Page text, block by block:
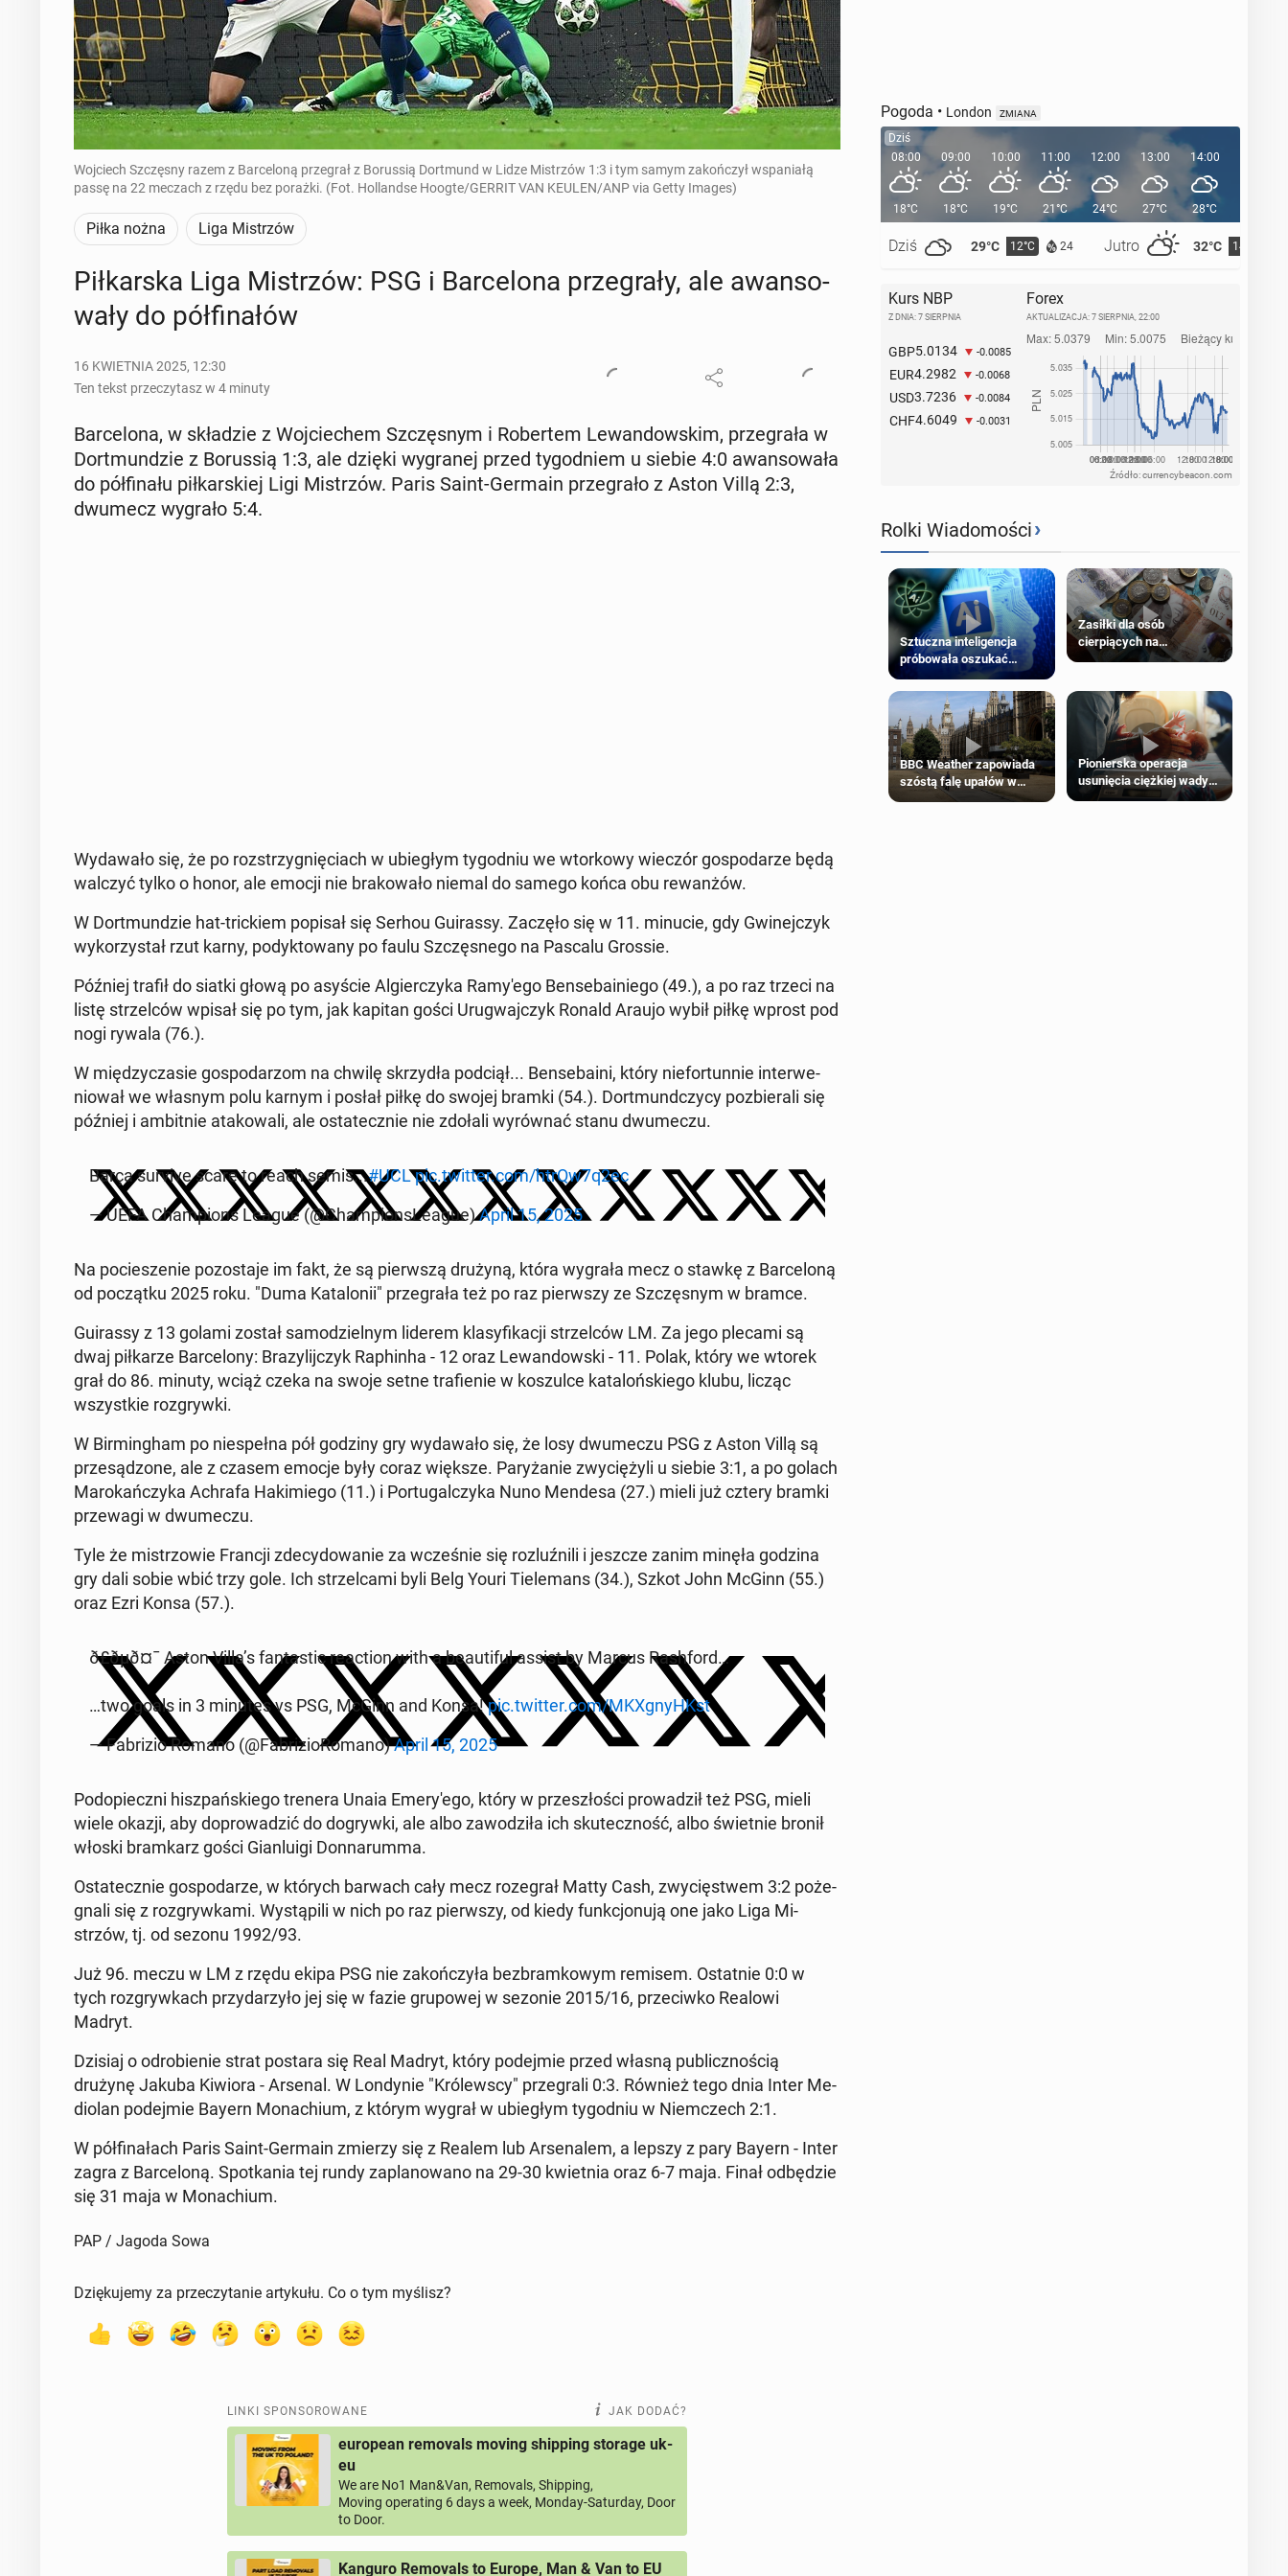
Wojciech Szczęsny razem z Barceloną przegrał z Borussią Dortmund w Lidze Mistrzów 1:3 i tym samym zakończył wspaniałą
passę na 22 meczach z rzędu bez porażki. (Fot. Hollandse Hoogte/GERRIT VAN KEULEN/ANP via Getty Images)
Piłka nożna Liga Mistrzów
Pił­kar­ska Liga Mi­strzów: PSG i Bar­ce­lo­na prze­gra­ły, ale awan­so­
wa­ły do pół­fi­na­łów
16 KWIETNIA 2025, 12:30
Ten tekst przeczytasz w 4 minuty
Bar­ce­lo­na, w skła­dzie z Woj­cie­chem Szczę­snym i Ro­ber­tem Le­wan­dow­skim, prze­gra­ła w
Do­rt­mun­dzie z Bo­rus­sią 1:3, ale dzięki wy­gra­nej przed ty­go­dniem u siebie 4:0 awan­so­wa­ła
do pół­fi­na­łu pił­kar­skiej Ligi Mi­strzów. Paris Saint-Germain prze­gra­ło z Aston Villą 2:3,
dwumecz wygrało 5:4.
Wy­da­wa­ło się, że po roz­strzy­gnię­ciach w ubie­głym ty­go­dniu we wtor­ko­wy wieczór go­spo­da­rze będą
walczyć tylko o honor, ale emocji nie bra­ko­wa­ło niemal do samego końca obu re­wan­żów.
W Do­rt­mun­dzie hat-tric­kiem popisał się Serhou Gu­iras­sy. Zaczęło się w 11. minucie, gdy Gwi­nej­czyk
wy­ko­rzy­stał rzut karny, po­dyk­to­wa­ny po faulu Szczę­sne­go na Pascalu Grossie.
Później trafił do siatki głową po asyście Al­gier­czy­ka Ra­my­'e­go Ben­se­ba­inie­go (49.), a po raz trzeci na
listę strzel­ców wpisał się po tym, jak kapitan gości Uru­gwaj­czyk Ronald Araujo wybił piłkę wprost pod
nogi rywala (76.).
W mię­dzy­cza­sie go­spo­da­rzom na chwilę skrzy­dła podciął... Ben­se­ba­ini, który nie­for­tun­nie in­ter­we­
nio­wał we własnym polu karnym i posłał piłkę do swojej bramki (54.). Do­rt­mund­czy­cy po­zbie­ra­li się
później i am­bit­nie ata­ko­wa­li, ale osta­tecz­nie nie zdołali wy­rów­nać stanu dwu­me­czu.
Barça survive scare to reach semis...#UCLpic.twitter.com/htrQw7q2ec
— UEFA Cham­pions League (@Cham­pion­sLe­ague)April 15, 2025
Na po­cie­sze­nie po­zo­sta­je im fakt, że są pierw­szą drużyną, która wygrała mecz o stawkę z Bar­ce­lo­ną
od po­cząt­ku 2025 roku. "Duma Ka­ta­lo­nii" prze­gra­ła też po raz pierw­szy ze Szczę­snym w bramce.
Gu­iras­sy z 13 golami został sa­mo­dziel­nym liderem kla­sy­fi­ka­cji strzel­ców LM. Za jego plecami są
dwaj pił­ka­rze Bar­ce­lo­ny: Bra­zy­lij­czyk Ra­phin­ha - 12 oraz Le­wan­dow­ski - 11. Polak, który we wtorek
grał do 86. minuty, wciąż czeka na swoje setne tra­fie­nie w ko­szul­ce ka­ta­loń­skie­go klubu, licząc
wszyst­kie roz­gryw­ki.
W Bir­ming­ham po nie­speł­na pół godziny gry wy­da­wa­ło się, że losy dwu­me­czu PSG z Aston Villą są
prze­są­dzo­ne, ale z czasem emocje były coraz większe. Pa­ry­ża­nie zwy­cię­ży­li u siebie 3:1, a po golach
Ma­ro­kań­czy­ka Achrafa Ha­ki­mie­go (11.) i Por­tu­gal­czy­ka Nuno Mendesa (27.) mieli już cztery bramki
prze­wa­gi w dwu­me­czu.
Tyle że mi­strzo­wie Francji zde­cy­do­wa­nie za wcze­śnie się roz­luź­ni­li i jeszcze zanim minęła godzina
gry dali sobie wbić trzy gole. Ich strzel­ca­mi byli Belg Youri Tie­le­mans (34.), Szkot John McGinn (55.)
oraz Ezri Konsa (57.).
ð£ðµð¤¯ Aston Villa’s fan­ta­stic re­ac­tion with a be­au­ti­ful assist by Marcus Ra­sh­ford…
…two goals in 3 minutes vs PSG, McGinn and Konsa!pic.twitter.com/MKXgnyHKst
— Fa­bri­zio Romano (@Fa­bri­zio­Ro­ma­no)April 15, 2025
Pod­opiecz­ni hisz­pań­skie­go trenera Unaia Eme­ry­'e­go, który w prze­szło­ści pro­wa­dził też PSG, mieli
wiele okazji, aby do­pro­wa­dzić do do­gryw­ki, ale albo za­wo­dzi­ła ich sku­tecz­ność, albo świet­nie bronił
włoski bram­karz gości Gian­lu­igi Don­na­rum­ma.
Osta­tecz­nie go­spo­da­rze, w których barwach cały mecz ro­ze­grał Matty Cash, zwy­cię­stwem 3:2 po­że­
gna­li się z roz­gryw­ka­mi. Wy­stą­pi­li w nich po raz pierw­szy, od kiedy funk­cjo­nu­ją one jako Liga Mi­
strzów, tj. od sezonu 1992/93.
Już 96. meczu w LM z rzędu ekipa PSG nie za­koń­czy­ła bez­bram­ko­wym remisem. Ostat­nie 0:0 w
tych roz­gryw­kach przy­da­rzy­ło jej się w fazie gru­po­wej w sezonie 2015/16, prze­ciw­ko Realowi
Madryt.
Dzisiaj o od­ro­bie­nie strat postara się Real Madryt, który po­dej­mie przed własną pu­blicz­no­ścią
drużynę Jakuba Kiwiora - Arsenal. W Lon­dy­nie "Kró­lew­scy" prze­gra­li 0:3. Również tego dnia Inter Me­
dio­lan po­dej­mie Bayern Mo­na­chium, z którym wygrał w ubie­głym ty­go­dniu w Niem­czech 2:1.
W pół­fi­na­łach Paris Saint-Germain zmierzy się z Realem lub Ar­se­na­lem, a lepszy z pary Bayern - Inter
zagra z Bar­ce­lo­ną. Spo­tka­nia tej rundy za­pla­no­wa­no na 29-30 kwiet­nia oraz 6-7 maja. Finał od­bę­dzie
się 31 maja w Mo­na­chium.
PAP / Jagoda Sowa
Dziękujemy za przeczytanie artykułu. Co o tym myślisz?
LINKI SPONSOROWANE JAK DODAĆ?
european removals moving shipping storage uk-
eu
We are No1 Man&Van, Removals, Shipping,
Moving operating 6 days a week, Monday-Saturday, Door
to Door.
Kanguro Removals to Europe, Man & Van to EU
Pogoda • London ZMIANA
Dziś
08:00
18°C
Dziś 29°C 12°C 24 Jutro 32°C 14°C
09:00
18°C
10:00
19°C
11:00
21°C
12:00
24°C
13:00
27°C
14:00
28°C
Kurs NBP
Z DNIA: 7 SIERPNIA
GBP5.0134 -0.0085
EUR4.2982 -0.0068
USD3.7236 -0.0084
CHF4.6049 -0.0031
Forex
AKTUALIZACJA: 7 SIERPNIA, 22:00
Źródło: currencybeacon.com
Rolki Wiadomości›
Sztuczna inteligencja
próbowała oszukać
człowieka
Zasiłki dla osób
cierpiących na
schorzenia psychiczne
BBC Weather zapowiada
szóstą falę upałów w
Londynie
Pionierska operacja
usunięcia ciężkiej wady
wrodzonej płodu w łonie